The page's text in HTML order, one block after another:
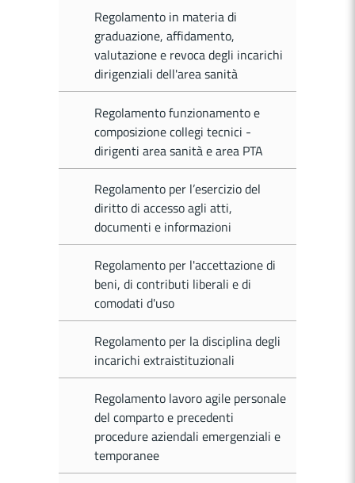
Regolamento in materia di
graduazione, affidamento,
valutazione e revoca degli incarichi
dirigenziali dell'area sanità
Regolamento funzionamento e
composizione collegi tecnici -
dirigenti area sanità e area PTA
Regolamento per l’esercizio del
diritto di accesso agli atti,
documenti e informazioni
Regolamento per l'accettazione di
beni, di contributi liberali e di
comodati d'uso
Regolamento per la disciplina degli
incarichi extraistituzionali
Regolamento lavoro agile personale
del comparto e precedenti
procedure aziendali emergenziali e
temporanee